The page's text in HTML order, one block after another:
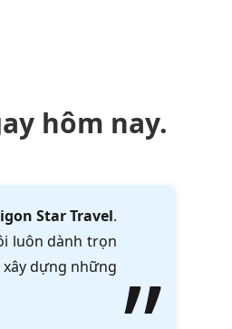
hôm nay.
Star Travel.
luôn dành trọn
dựng những